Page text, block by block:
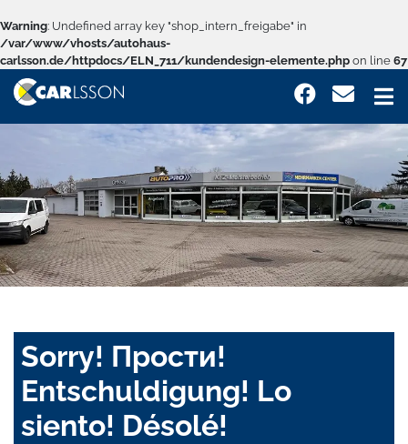
Warning: Undefined array key "shop_intern_freigabe" in
/var/www/vhosts/autohaus-
carlsson.de/httpdocs/ELN_711/kundendesign-elemente.php on line 67
Sorry! Прости!
Entschuldigung! Lo
siento! Désolé!